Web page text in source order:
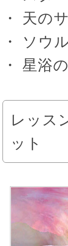
・ 天の
・ ソウ
・ 星浴
レッス
ット